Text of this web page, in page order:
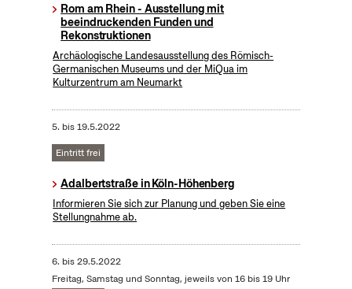
Rom am Rhein - Ausstellung mit
beeindruckenden Funden und
Rekonstruktionen
Archäologische Landesausstellung des Römisch-
Germanischen Museums und der MiQua im
Kulturzentrum am Neumarkt
5. bis19.5.2022
Eintritt frei
Adalbertstraße in Köln-Höhenberg
Informieren Sie sich zur Planung und geben Sie eine
Stellungnahme ab.
6. bis29.5.2022
Freitag, Samstag und Sonntag, jeweils von 16 bis 19 Uhr